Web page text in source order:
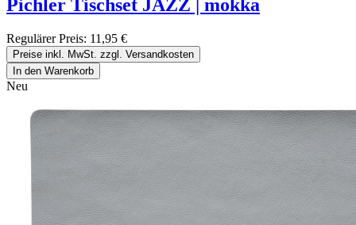
Pichler Tischset JAZZ | mokka
Regulärer Preis: 11,95 €
Preise inkl. MwSt. zzgl. Versandkosten
In den Warenkorb
Neu